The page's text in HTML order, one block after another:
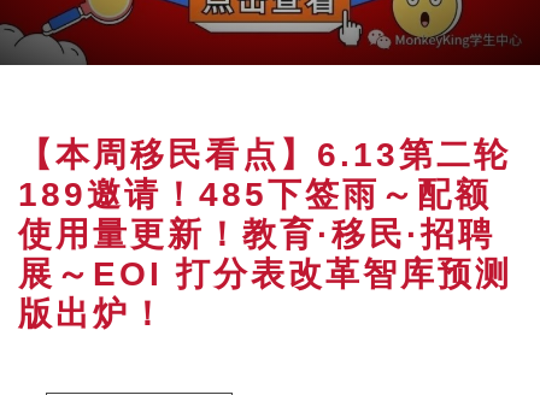
【本周移民看点】6.13第二轮
189邀请！485下签雨～配额
使用量更新！教育·移民·招聘
展～EOI 打分表改革智库预测
版出炉！